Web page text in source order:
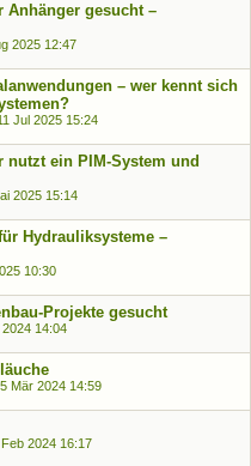
Anhänger gesucht –
2025 12:47
– wer kennt sich
Jul 2025 15:24
nutzt ein PIM-System und
2025 15:14
Hydrauliksysteme –
10:30
Projekte gesucht
14:04
Mär 2024 14:59
2024 16:17